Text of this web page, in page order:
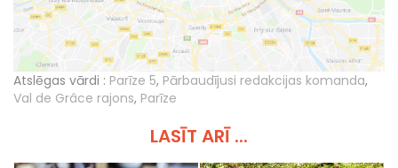
Atslēgas vārdi : Parīze 5, Pārbaudījusi redakcijas komanda,
Val de Grâce rajons, Parīze
LASĪT ARĪ ...